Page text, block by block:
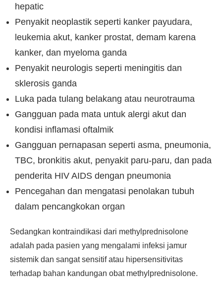
hepatic
Penyakit neoplastik seperti kanker payudara,
leukemia akut, kanker prostat, demam karena
kanker, dan myeloma ganda
Penyakit neurologis seperti meningitis dan
sklerosis ganda
Luka pada tulang belakang atau neurotrauma
Gangguan pada mata untuk alergi akut dan
kondisi inflamasi oftalmik
Gangguan pernapasan seperti asma, pneumonia,
TBC, bronkitis akut, penyakit paru-paru, dan pada
penderita HIV AIDS dengan pneumonia
Pencegahan dan mengatasi penolakan tubuh
dalam pencangkokan organ
Sedangkan kontraindikasi dari methylprednisolone
adalah pada pasien yang mengalami infeksi jamur
sistemik dan sangat sensitif atau hipersensitivitas
terhadap bahan kandungan obat methylprednisolone.